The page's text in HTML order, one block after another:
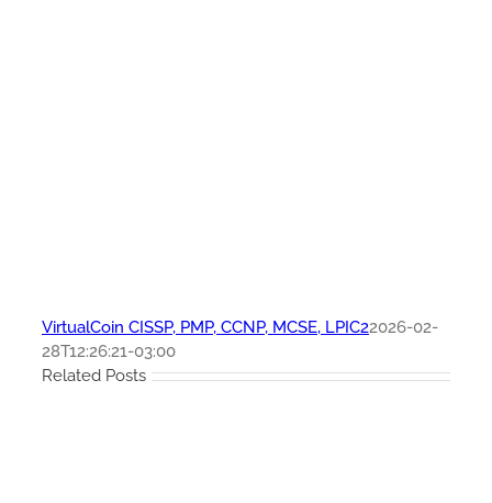
VirtualCoin CISSP, PMP, CCNP, MCSE, LPIC22026-02-
28T12:26:21-03:00
Related Posts